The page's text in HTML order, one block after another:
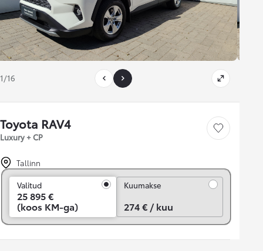
1/16
Toyota RAV4
Luxury + CP
Salvesta
Tallinn
Valitud
25 895 €
(koos KM-ga)
Kuumakse
274 € / kuu